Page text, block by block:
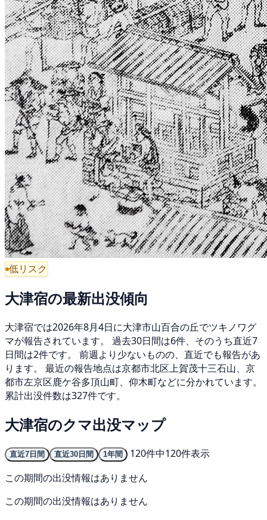
低リスク
大津宿の最新出没傾向
大津宿では2026年8月4日に大津市山百合の丘でツキノワグ
マが報告されています。 過去30日間は6件、そのうち直近7
日間は2件です。 前週より少ないものの、直近でも報告があ
ります。 最近の報告地点は京都市北区上賀茂十三石山、京
都市左京区鹿ケ谷多頂山町、仰木町などに分かれています。
累計出没件数は327件です。
大津宿のクマ出没マップ
直近7日間 直近30日間 1年間
120件中120件表示
この期間の出没情報はありません
この期間の出没情報はありません